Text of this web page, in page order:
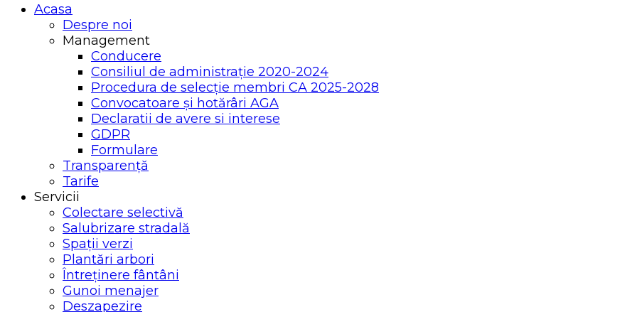
Acasa
Despre noi
Management
Conducere
Consiliul de administrație 2020-2024
Procedura de selecție membri CA 2025-2028
Convocatoare și hotărâri AGA
Declaratii de avere si interese
GDPR
Formulare
Transparență
Tarife
Servicii
Colectare selectivă
Salubrizare stradală
Spații verzi
Plantări arbori
Întreținere fântâni
Gunoi menajer
Deszapezire